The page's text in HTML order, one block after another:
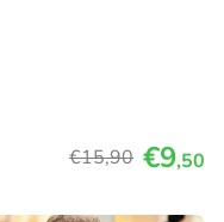
€15,90 €9,50